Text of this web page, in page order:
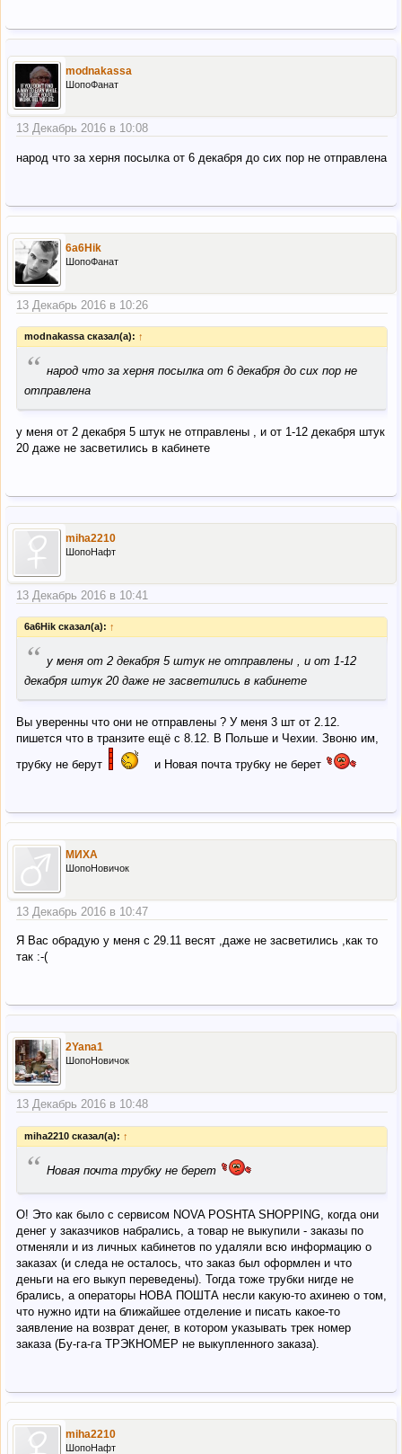
modnakassa
ШопоФанат
13 Декабрь 2016 в 10:08
народ что за херня посылка от 6 декабря до сих пор не отправлена
6a6Hik
ШопоФанат
13 Декабрь 2016 в 10:26
modnakassa сказал(а): ↑
“ народ что за херня посылка от 6 декабря до сих пор не
отправлена
у меня от 2 декабря 5 штук не отправлены , и от 1-12 декабря штук
20 даже не засветились в кабинете
miha2210
ШопоНафт
13 Декабрь 2016 в 10:41
6a6Hik сказал(а): ↑
“ у меня от 2 декабря 5 штук не отправлены , и от 1-12
декабря штук 20 даже не засветились в кабинете
Вы уверенны что они не отправлены ? У меня 3 шт от 2.12.
пишется что в транзите ещё с 8.12. В Польше и Чехии. Звоню им,
трубку не берут
и Новая почта трубку не берет
МИХА
ШопоНовичок
13 Декабрь 2016 в 10:47
Я Вас обрадую у меня с 29.11 весят ,даже не засветились ,как то
так :-(
2Yana1
ШопоНовичок
13 Декабрь 2016 в 10:48
miha2210 сказал(а): ↑
“ Новая почта трубку не берет
О! Это как было с сервисом NOVA POSHTA SHOPPING, когда они
денег у заказчиков набрались, а товар не выкупили - заказы по
отменяли и из личных кабинетов по удаляли всю информацию о
заказах (и следа не осталось, что заказ был оформлен и что
деньги на его выкуп переведены). Тогда тоже трубки нигде не
брались, а операторы НОВА ПОШТА несли какую-то ахинею о том,
что нужно идти на ближайшее отделение и писать какое-то
заявление на возврат денег, в котором указывать трек номер
заказа (Бу-га-га ТРЭКНОМЕР не выкупленного заказа).
miha2210
ШопоНафт